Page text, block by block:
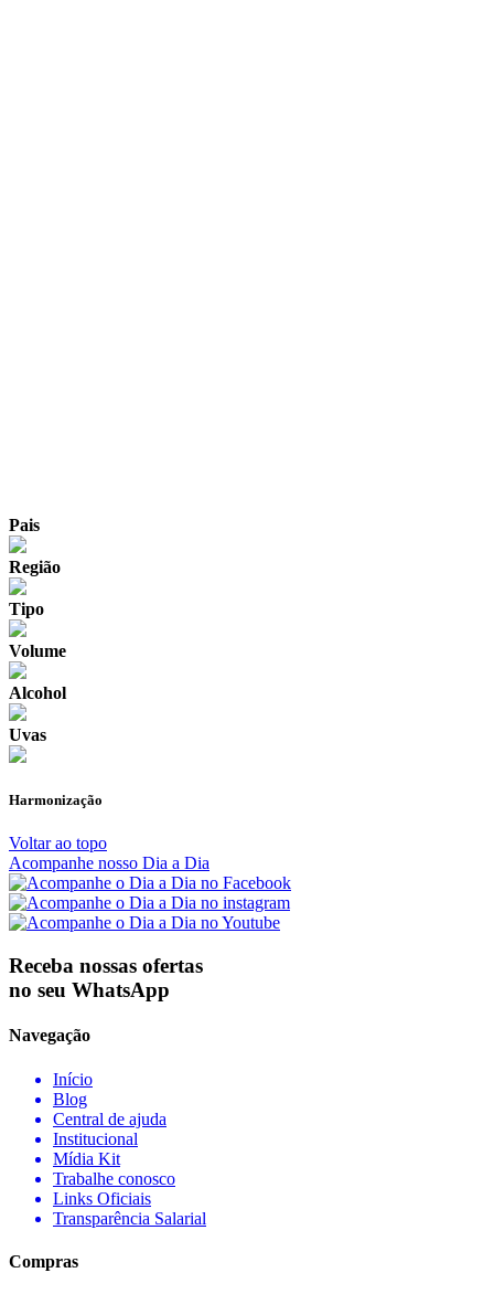
Pais
Região
Tipo
Volume
Alcohol
Uvas
Harmonização
Voltar ao topo
Acompanhe nosso Dia a Dia
Receba nossas ofertas
no seu WhatsApp
Navegação
Início
Blog
Central de ajuda
Institucional
Mídia Kit
Trabalhe conosco
Links Oficiais
Transparência Salarial
Compras